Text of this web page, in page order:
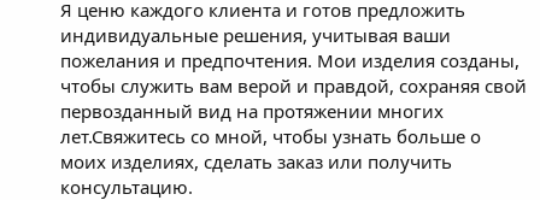
Я ценю каждого клиента и готов предложить
индивидуальные решения, учитывая ваши
пожелания и предпочтения. Мои изделия созданы,
чтобы служить вам верой и правдой, сохраняя свой
первозданный вид на протяжении многих
лет.Свяжитесь со мной, чтобы узнать больше о
моих изделиях, сделать заказ или получить
консультацию.